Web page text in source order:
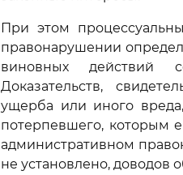
При этом
правонарушении
виновных действий
Доказательств,
ущерба или иного
потерпевшего, которым
административном
не установлено, доводов